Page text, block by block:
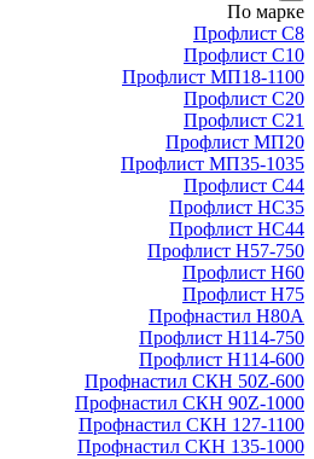
По марке
Профлист С8
Профлист С10
Профлист МП18-1100
Профлист С20
Профлист С21
Профлист МП20
Профлист МП35-1035
Профлист С44
Профлист НС35
Профлист НС44
Профлист Н57-750
Профлист Н60
Профлист Н75
Профнастил Н80А
Профлист Н114-750
Профлист Н114-600
Профнастил СКН 50Z-600
Профнастил СКН 90Z-1000
Профнастил СКН 127-1100
Профнастил СКН 135-1000